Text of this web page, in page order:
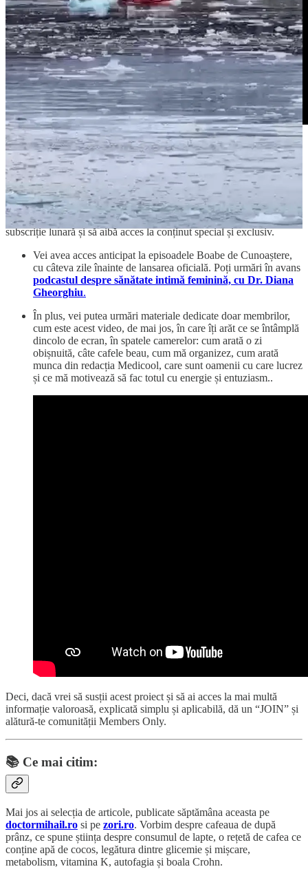
🎗️ Members Only pe Youtube:
Pe canalul deYouTube -DoctorMihail am lansat zona
Members
Only , un spațiu dedicat celor care doresc să susțină proiectul printr-o
subscriție lunară și să aibă acces la conținut special și exclusiv.
Vei avea acces anticipat la episoadele Boabe de Cunoaștere,
cu câteva zile înainte de lansarea oficială. Poți urmări în avans
podcastul despre sănătate intimă feminină, cu Dr. Diana
Gheorghiu.
În plus, vei putea urmări materiale dedicate doar membrilor,
cum este acest video, de mai jos, în care îți arăt ce se întâmplă
dincolo de ecran, în spatele camerelor: cum arată o zi
obișnuită, câte cafele beau, cum mă organizez, cum arată
munca din redacția Medicool, care sunt oamenii cu care lucrez
și ce mă motivează să fac totul cu energie și entuziasm..
Deci, dacă vrei să susții acest proiect și să ai acces la mai multă
informație valoroasă, explicată simplu și aplicabilă, dă un “JOIN” și
alătură-te comunității Members Only.
📚 Ce mai citim:
Mai jos ai selecția de articole, publicate săptămâna aceasta pe
doctormihail.ro si pe zori.ro. Vorbim despre cafeaua de după
prânz, ce spune știința despre consumul de lapte, o rețetă de cafea ce
conține apă de cocos, legătura dintre glicemie și mișcare,
metabolism, vitamina K, autofagia și boala Crohn.